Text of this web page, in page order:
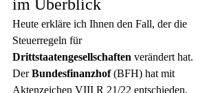
im Überblick
Heute erkläre ich Ihnen den Fall, der die
Steuerregeln für
Drittstaatengesellschaften verändert hat.
Der Bundesfinanzhof (BFH) hat mit
Aktenzeichen VIII R 21/22 entschieden.